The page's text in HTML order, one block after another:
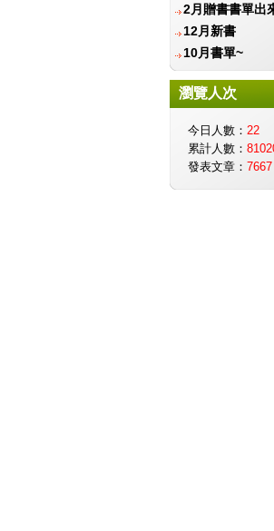
兒童福利聯盟文
智邦公益館
社團法人台灣生
會
遲緩兒早期療育
社團法人中華育
童關懷協會
台北市學習障礙
2月贈書書單出
12月新書
10月書單~
瀏覽人次
今日人數： 22
累計人數：
發表文章： 7667